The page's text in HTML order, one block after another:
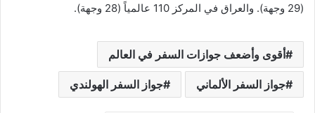
(29 وجهة). والعراق في المركز 110 عالمياً (28 وجهة).
أقوى وأضعف جوازات السفر في العالم
جواز السفر الألماني جواز السفر الهولندي